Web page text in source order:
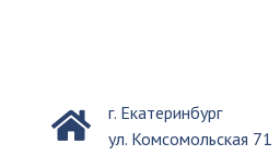
г. Екатеринбург
ул. Комсомольская 71